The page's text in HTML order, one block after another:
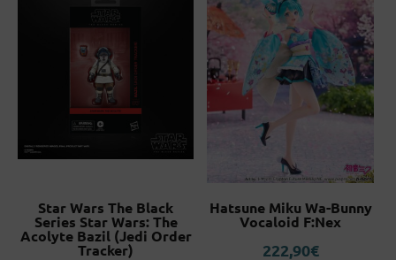
Star Wars The Black
Series Star Wars: The
Acolyte Bazil (Jedi Order
Tracker)
Hatsune Miku Wa-Bunny
Vocaloid F:Nex
222,90€